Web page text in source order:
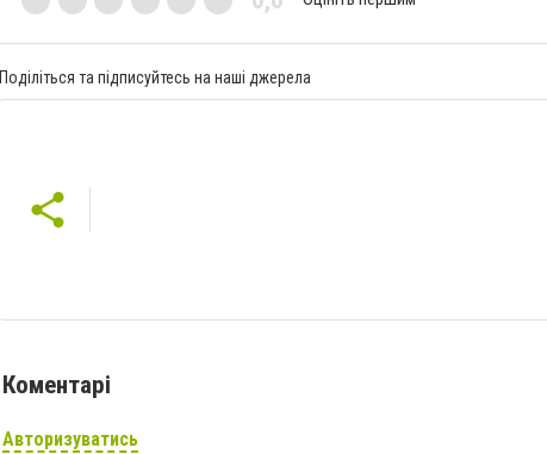
Поділіться та підписуйтесь на наші джерела
Коментарі
Авторизуватись